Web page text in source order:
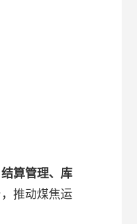
算管理、库
推动煤焦运